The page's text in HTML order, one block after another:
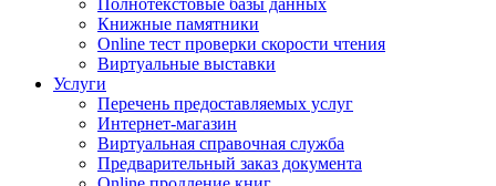
Полнотекстовые базы данных
Книжные памятники
Online тест проверки скорости чтения
Виртуальные выставки
Услуги
Перечень предоставляемых услуг
Интернет-магазин
Виртуальная справочная служба
Предварительный заказ документа